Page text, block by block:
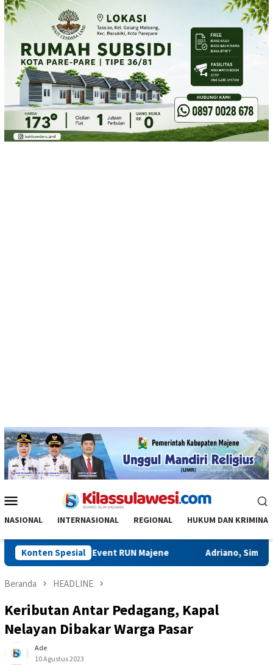
Loncat
ke
Mobile
NASIONAL INTERNASIONAL REGIONAL HUKUM DAN KRIMINAL
Konten Spesial
di Event RUN Majene Adriano, Simbol
Beranda HEADLINE
Keributan Antar Pedagang, Kapal
Nelayan Dibakar Warga Pasar
Ade
10 Agustus 2023